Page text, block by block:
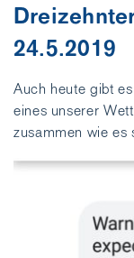
24.5.2019
Auch heute gibt
eines unserer
zusammen wie